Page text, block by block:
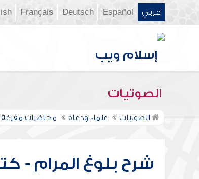
عربي Español
Deutsch
Français
الصوتيات
الصوتيات علماء ودعاة محاضرات مفرغة
شرح بلوغ المرام -